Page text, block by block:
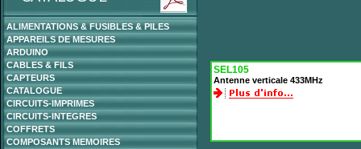
ALIMENTATIONS & FUSIBLES & PILES
APPAREILS DE MESURES
ARDUINO
CABLES & FILS
CAPTEURS
CATALOGUE
CIRCUITS-IMPRIMES
CIRCUITS-INTEGRES
COFFRETS
COMPOSANTS MEMOIRES
SEL105
Antenne verticale 433MHz